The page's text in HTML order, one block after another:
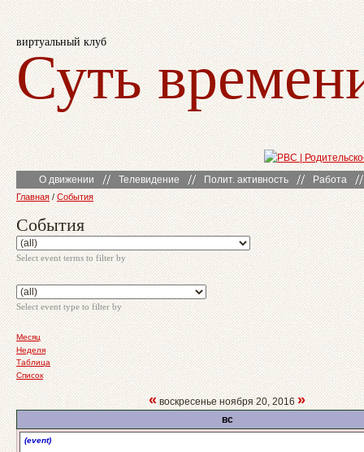
виртуальный клуб
Суть
О движении Телевидение Полит. активность Работа
Главная / События
События
Select event terms to filter by
Select event type to filter by
Месяц
Неделя
Таблица
Список
«воскресенье ноября 20, 2016 »
вс
(event)